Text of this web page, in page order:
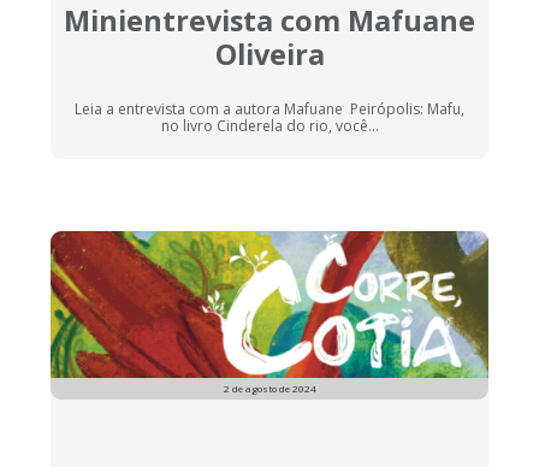
Minientrevista com Mafuane
Oliveira
Leia a entrevista com a autora Mafuane Peirópolis: Mafu,
no livro Cinderela do rio, você...
2 de agosto de 2024